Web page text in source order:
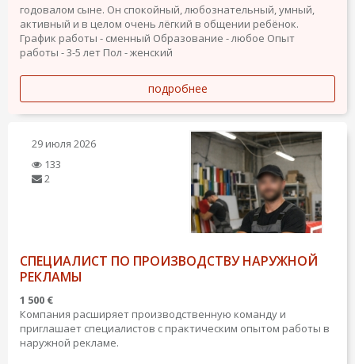
годовалом сыне. Он спокойный, любознательный, умный,
активный и в целом очень лёгкий в общении ребёнок.
График работы - сменный Образование - любое Опыт
работы - 3-5 лет Пол - женский
подробнее
29 июля 2026
133
2
СПЕЦИАЛИСТ ПО ПРОИЗВОДСТВУ НАРУЖНОЙ
РЕКЛАМЫ
1 500 €
Компания расширяет производственную команду и
приглашает специалистов с практическим опытом работы в
наружной рекламе.